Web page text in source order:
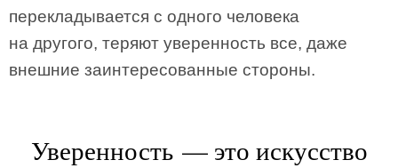
перекладывается с одного человека
на другого, теряют уверенность все, даже
внешние заинтересованные стороны.
Уверенность — это искусство